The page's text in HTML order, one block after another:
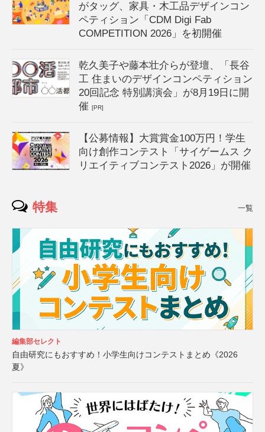
がタッグ、家具・木工品デザインコン
ペティション「CDM Digi Fab
COMPETITION 2026」を初開催
乾久美子や藤本壮介らが登壇、「長谷
工 住まいのデザインコンペティション
20回記念 特別講演会」が8月19日に開
催[PR]
【公募情報】大賞賞金100万円！学生
向け創作コンテスト「サイゲームス ク
リエイティブコンテスト2026」が開催
特集 一覧
編集部セレクト
自由研究にもおすすめ！小学生向けコンテストまとめ《2026
夏》